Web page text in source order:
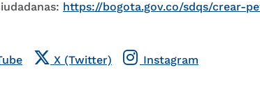
https://bogota.gov.co/sdqs/crear-
X (Twitter) Instagram